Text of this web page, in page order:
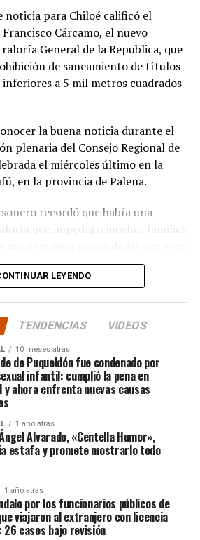
he estado acompañando a
fue su presentación al
ya evaluamos aportar a
compra de un terreno que
de la escuela y así poder
media que todos anhelamos.»
al sueño educativo de esta
equipo profesional han hecho
a nuestra identidad. Son un
grandes liderazgos que hoy son
en la península de Rilán,
y aspiraciones de la
noticia para Chiloé calificó el
Cárcamo, el nuevo
General de la Republica, que
de saneamiento de títulos
a 5 mil metros cuadrados
la buena noticia durante el
plenaria del Consejo Regional de
el miércoles último en la
en la provincia de Palena.
recordó que había una
que impedía a muchas familias
cuadrados, pero fue el mismo
que dispuso de otro dictamen la
hubo un dictamen
prohibía los saneamientos de
y eso lo consideramos una
caso particular que ocurrió en
afectando a la gente de
un nuevo
General de la República
y va a permitir
las carpetas de saneamiento
sobre la propiedad particular,
tramitación y puedan obtener su
expresó el Consejero Cárcamo.
LEYENDO
TENDENCIAS VIDEOS
10 meses atras
de Puqueldón fue condenado por
infantil: cumplió la pena en
y ahora enfrenta nuevas causas
1 año atras
Alvarado, «Centella Humor»,
estafa y promete mostrarlo todo
1 año atras
por los funcionarios públicos de
viajaron al extranjero con licencia
26 casos bajo revisión